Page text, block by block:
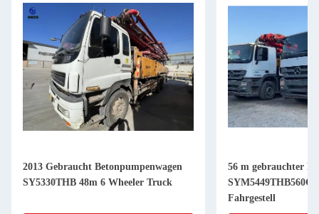
2013 Gebraucht Betonpumpenwagen
SY5330THB 48m 6 Wheeler Truck
56 m gebrauchter
Fahrgestell